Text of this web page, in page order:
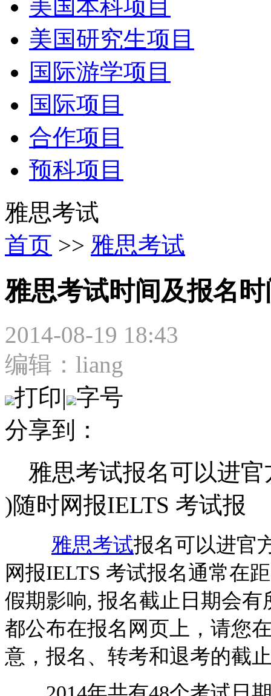
美国本科项目
美国研究生项目
国际游学项目
国际项目
合作项目
预科项目
雅思考试
首页 >> 雅思考试
雅思考试时间及报名
2014-08-19 18:43
编辑：liang
打印| 字号
分享到：
雅思考试报名可以进官
)随时网报IELTS 考试报
雅思考试报名可以进官
网报IELTS 考试报名通常在
假期影响, 报名截止日期会
都公布在报名网页上，请您
意，报名、转考和退考的截